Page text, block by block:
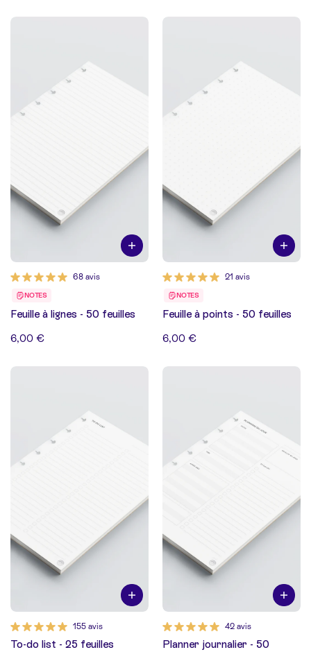
68 avis
NOTES
Feuille à lignes - 50 feuilles
6,00 €
21 avis
NOTES
Feuille à points - 50 feuilles
6,00 €
155 avis
To-do list - 25 feuilles
42 avis
Planner journalier - 50